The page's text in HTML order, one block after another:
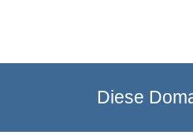
Diese